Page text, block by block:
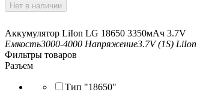
Нет в наличии
Аккумулятор LiIon LG 18650 3350мАч 3.7V
Емкость3000-4000 Напряжение3.7V (1S) LiIon
Фильтры товаров
Разъем
Тип "18650"